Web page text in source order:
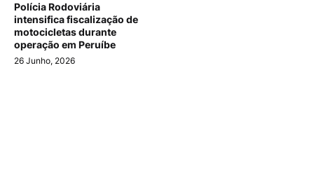
Polícia Rodoviária
intensifica fiscalização de
motocicletas durante
operação em Peruíbe
26 Junho, 2026